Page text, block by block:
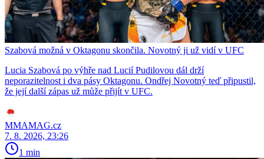
Szabová možná v Oktagonu skončila. Novotný ji už vidí v UFC
Lucia Szabová po výhře nad Lucií Pudilovou dál drží
neporazitelnost i dva pásy Oktagonu. Ondřej Novotný teď připustil,
že její další zápas už může přijít v UFC.
MMAMAG.cz
7. 8. 2026, 23:26
1 min